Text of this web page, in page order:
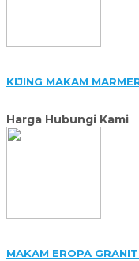
KIJING MAKAM
Harga Hubungi Kami
MAKAM EROPA